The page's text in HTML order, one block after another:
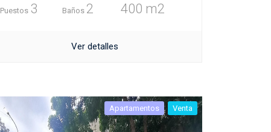
Puestos 3 Baños 2 400 m2
Ver detalles
Apartamentos Venta